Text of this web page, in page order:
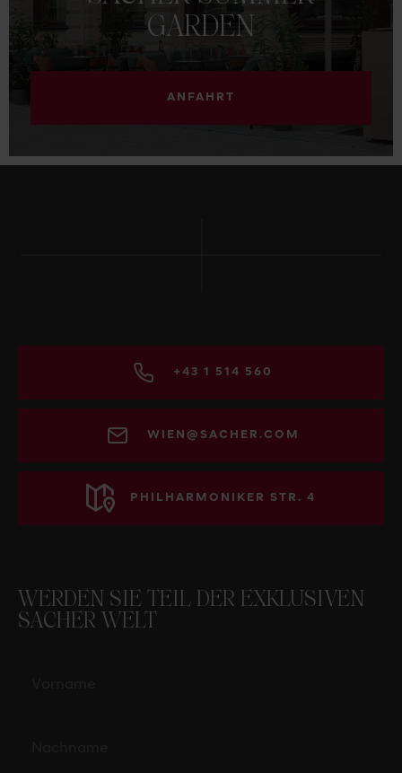
GARDEN
ANFAHRT
+43 1 514 560
WIEN@SACHER.COM
PHILHARMONIKER STR. 4
WERDEN SIE TEIL DER EXKLUSIVEN
SACHER WELT